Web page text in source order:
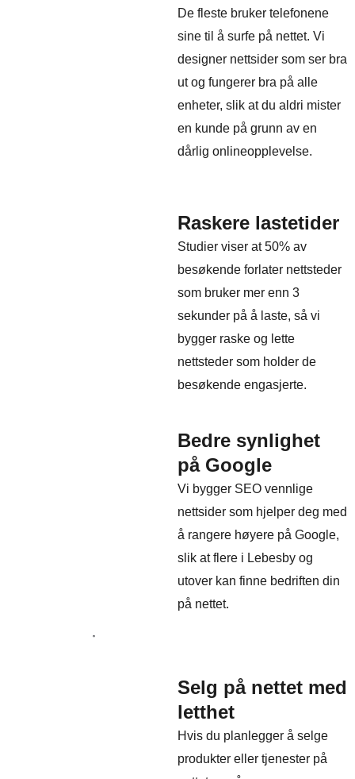
De fleste bruker telefonene
sine til å surfe på nettet. Vi
designer nettsider som ser bra
ut og fungerer bra på alle
enheter, slik at du aldri mister
en kunde på grunn av en
dårlig onlineopplevelse.
Raskere lastetider
Studier viser at 50% av
besøkende forlater nettsteder
som bruker mer enn 3
sekunder på å laste, så vi
bygger raske og lette
nettsteder som holder de
besøkende engasjerte.
Bedre synlighet
på Google
Vi bygger SEO vennlige
nettsider som hjelper deg med
å rangere høyere på Google,
slik at flere i Lebesby og
utover kan finne bedriften din
på nettet.
Selg på nettet med
letthet
Hvis du planlegger å selge
produkter eller tjenester på